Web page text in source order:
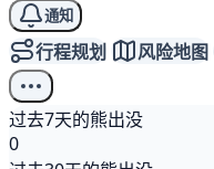
通知
行程规划 风险地图
过去7天的熊出没
0